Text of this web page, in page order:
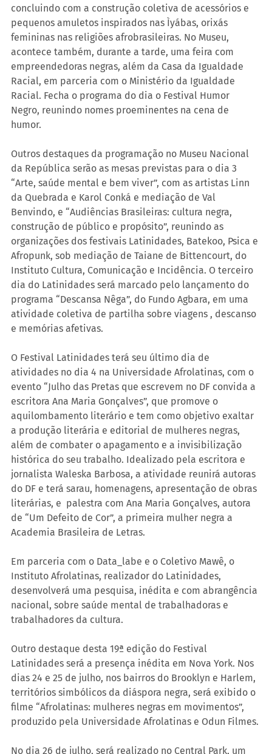
concluindo com a construção coletiva de acessórios e
pequenos amuletos inspirados nas Ìyábas, orixás
femininas nas religiões afrobrasileiras. No Museu,
acontece também, durante a tarde, uma feira com
empreendedoras negras, além da Casa da Igualdade
Racial, em parceria com o Ministério da Igualdade
Racial. Fecha o programa do dia o Festival Humor
Negro, reunindo nomes proeminentes na cena de
humor.
Outros destaques da programação no Museu Nacional
da República serão as mesas previstas para o dia 3
“Arte, saúde mental e bem viver”, com as artistas Linn
da Quebrada e Karol Conká e mediação de Val
Benvindo, e “Audiências Brasileiras: cultura negra,
construção de público e propósito”, reunindo as
organizações dos festivais Latinidades, Batekoo, Psica e
Afropunk, sob mediação de Taiane de Bittencourt, do
Instituto Cultura, Comunicação e Incidência. O terceiro
dia do Latinidades será marcado pelo lançamento do
programa “Descansa Nêga”, do Fundo Agbara, em uma
atividade coletiva de partilha sobre viagens , descanso
e memórias afetivas.
O Festival Latinidades terá seu último dia de
atividades no dia 4 na Universidade Afrolatinas, com o
evento “Julho das Pretas que escrevem no DF convida a
escritora Ana Maria Gonçalves”, que promove o
aquilombamento literário e tem como objetivo exaltar
a produção literária e editorial de mulheres negras,
além de combater o apagamento e a invisibilização
histórica do seu trabalho. Idealizado pela escritora e
jornalista Waleska Barbosa, a atividade reunirá autoras
do DF e terá sarau, homenagens, apresentação de obras
literárias, e  palestra com Ana Maria Gonçalves, autora
de “Um Defeito de Cor”, a primeira mulher negra a
Academia Brasileira de Letras.
Em parceria com o Data_labe e o Coletivo Mawê, o
Instituto Afrolatinas, realizador do Latinidades,
desenvolverá uma pesquisa, inédita e com abrangência
nacional, sobre saúde mental de trabalhadoras e
trabalhadores da cultura.
Outro destaque desta 19ª edição do Festival
Latinidades será a presença inédita em Nova York. Nos
dias 24 e 25 de julho, nos bairros do Brooklyn e Harlem,
territórios simbólicos da diáspora negra, será exibido o
filme “Afrolatinas: mulheres negras em movimentos”,
produzido pela Universidade Afrolatinas e Odun Filmes.
No dia 26 de julho, será realizado no Central Park, um